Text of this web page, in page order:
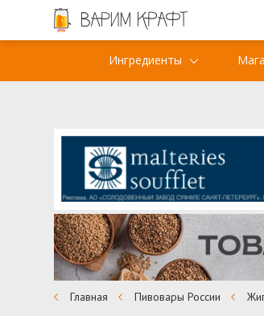
Ингредиенты
Главная Пивовары России